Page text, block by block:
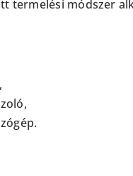
termelési módszer